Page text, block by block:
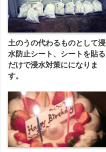
土のうの代わるものとして浸
水防止シート、シートを貼る
だけで浸水対策にになりま
す。